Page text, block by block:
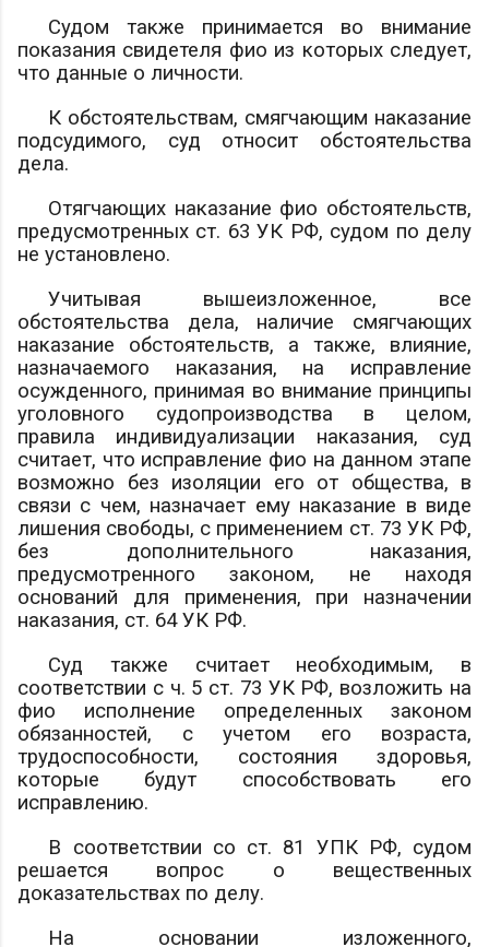
Судом также принимается во внимание
показания свидетеля фио из которых следует,
что данные о личности.
К обстоятельствам, смягчающим наказание
подсудимого, суд относит обстоятельства
дела.
Отягчающих наказание фио обстоятельств,
предусмотренных ст. 63 УК РФ, судом по делу
не установлено.
Учитывая вышеизложенное, все
обстоятельства дела, наличие смягчающих
наказание обстоятельств, а также, влияние,
назначаемого наказания, на исправление
осужденного, принимая во внимание принципы
уголовного судопроизводства в целом,
правила индивидуализации наказания, суд
считает, что исправление фио на данном этапе
возможно без изоляции его от общества, в
связи с чем, назначает ему наказание в виде
лишения свободы, с применением ст. 73 УК РФ,
без дополнительного наказания,
предусмотренного законом, не находя
оснований для применения, при назначении
наказания, ст. 64 УК РФ.
Суд также считает необходимым, в
соответствии с ч. 5 ст. 73 УК РФ, возложить на
фио исполнение определенных законом
обязанностей, с учетом его возраста,
трудоспособности, состояния здоровья,
которые будут способствовать его
исправлению.
В соответствии со ст. 81 УПК РФ, судом
решается вопрос о вещественных
доказательствах по делу.
На основании изложенного,